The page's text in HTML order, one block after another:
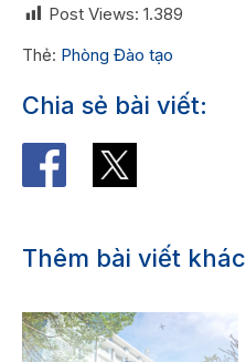
Post Views: 1.389
Thẻ: Phòng Đào tạo
Chia sẻ bài viết:
Thêm bài viết khác